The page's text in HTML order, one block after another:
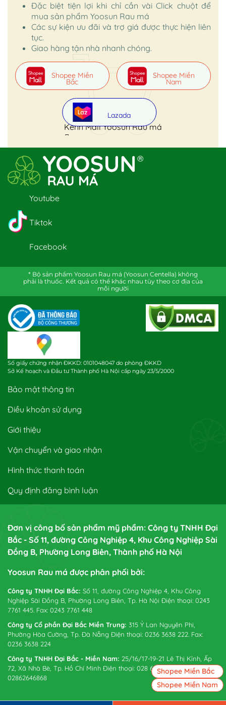
Đặc biệt tiện lợi khi chỉ cần vài Click chuột để
mua sản phẩm Yoosun Rau má
Các sự kiện ưu đãi và trợ giá được thực hiện liên
tục.
Giao hàng tận nhà nhanh chóng.
Kênh Mall Yoosun Rau má
Shopee Miền
Bắc
Shopee Miền
Nam
Lazada
Youtube
Tiktok
Facebook
* Bộ sản phẩm Yoosun Rau má (Yoosun Centella) không
phải là thuốc. Kết quả có thể khác nhau tùy theo cơ địa của
mỗi người
Số giấy chứng nhận ĐKKD: 0101048047 do phòng ĐKKD
Sở Kế hoạch và Đầu tư Thành phố Hà Nội cấp ngày 23/5/2000
Bảo mật thông tin
Điều khoản sử dụng
Giới thiệu
Vận chuyển và giao nhận
Hình thức thanh toán
Quy định đăng bình luận
Đơn vị công bố sản phẩm mỹ phẩm: Công ty TNHH Đại
Bắc - Số 11, đường Công Nghiệp 4, Khu Công Nghiệp Sài
Đồng B, Phường Long Biên, Thành phố Hà Nội
Yoosun Rau má được phân phối bởi:
Công ty TNHH Đại Bắc: Số 11, đường Công Nghiệp 4, Khu Công
Nghiệp Sài Đồng B, Phường Long Biên, Tp. Hà Nội Điện thoại: 0243
7761 445. Fax: 0243 7761 448
Công ty Cổ phần Đại Bắc Miền Trung: 315 Ỷ Lan Nguyên Phi,
Phường Hòa Cường, Tp. Đà Nẵng Điện thoại: 0236 3638 222. Fax:
0236 3638 224
Công ty TNHH Đại Bắc - Miền Nam: 25/16/17-19-21 Lê Thị Kỉnh, Ấp
72, Xã Nhà Bè, Tp. Hồ Chí Minh Điện thoại: 028 6265 0738. Fax:
02862646868
Shopee Miền Bắc
Shopee Miền Nam